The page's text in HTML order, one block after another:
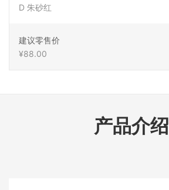
D 朱砂红
建议零售价
¥88.00
产品介绍